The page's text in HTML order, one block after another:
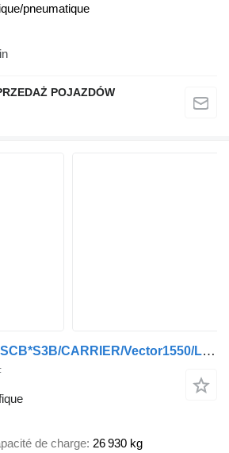
pneumatique
POJAZDÓW
Schmitz Cargobull SCB*S3B/CARRIER/Vector1550/LBW/BÄR/2347h/13,4m
de charge 26 930 kg